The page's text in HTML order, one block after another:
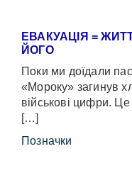
ЕВАКУАЦІЯ =
ЙОГО
Поки ми доїдали
«Мороку» загинув
військові цифри.
[…]
Позначки